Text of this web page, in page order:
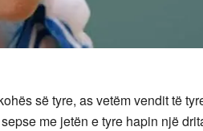
së tyre, as vetëm vendit të
me jetën e tyre hapin një